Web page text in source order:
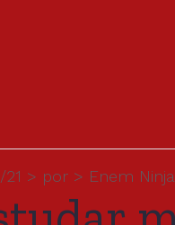
> por > Enem Ninja